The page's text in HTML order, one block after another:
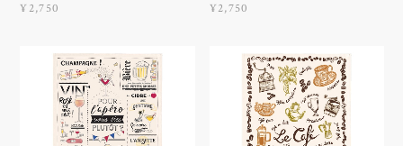
¥2,750 ¥2,750